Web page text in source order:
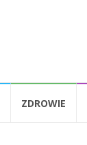
ZDROWIE